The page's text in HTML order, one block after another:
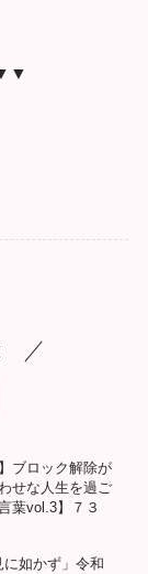
ブロック解除が
せな人生を過ご
葉vol.3】７３
に如かず」令和